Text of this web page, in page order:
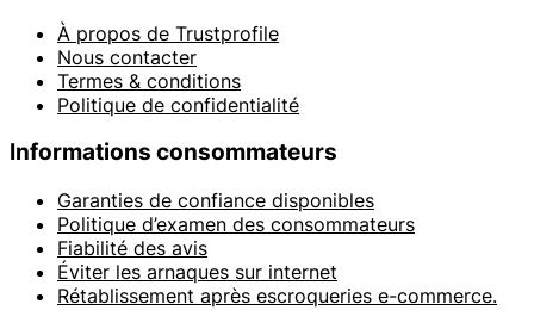
À propos de Trustprofile
Nous contacter
Termes & conditions
Politique de confidentialité
Informations consommateurs
Garanties de confiance disponibles
Politique d’examen des consommateurs
Fiabilité des avis
Éviter les arnaques sur internet
Rétablissement après escroqueries e-commerce.